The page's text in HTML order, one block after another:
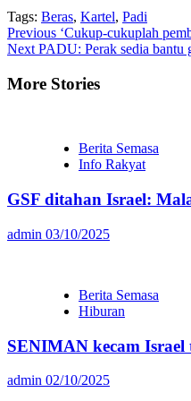
Tags: Beras, Kartel, Padi
Continue
Reading
Previous ‘Cukup-cukuplah
Next PADU: Perak sedia bantu
More Stories
Berita Semasa
Info Rakyat
GSF ditahan Israel:
admin 03/10/2025
Berita Semasa
Hiburan
SENIMAN kecam
admin 02/10/2025